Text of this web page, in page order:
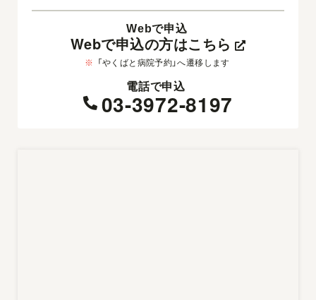
Webで申込
Webで申込の方はこちら
※ 「やくばと病院予約」へ遷移します
電話で申込
03-3972-8197